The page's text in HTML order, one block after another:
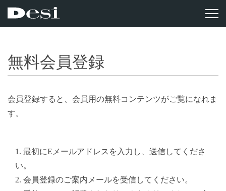
無料会員登録
会員登録すると、会員用の無料コンテンツがご覧になれま
す。
1. 最初にEメールアドレスを入力し、送信してくださ
い。
2. 会員登録のご案内メールを受信してください。